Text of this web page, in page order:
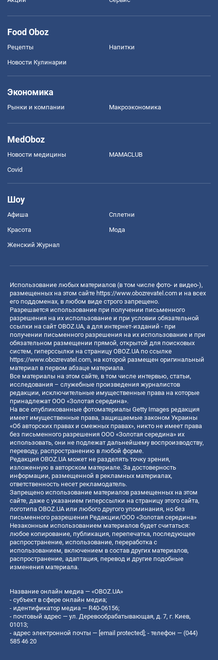
Food Oboz
Рецепты Напитки
Новости Кулинарии
Экономика
Рынки и компании Mакроэкономика
MedOboz
Новости медицины MAMACLUB
Covid
Шоу
Афиша Сплетни
Красота Мода
Женский Журнал
Использование любых материалов (в том числе фото- и видео-),
размещенных на этом сайте https://www.obozrevatel.com и на всех
его поддоменах, в любом виде строго запрещено.
Разрешается использование при получении письменного
разрешения на их использование и при условии обязательной
ссылки на сайт OBOZ.UA, а для интернет-изданий - при
получении письменного разрешения на их использование и при
обязательном размещении прямой, открытой для поисковых
систем, гиперссылки на страницу OBOZ.UA по ссылке
https://www.obozrevatel.com, на которой размещен оригинальный
материал в первом абзаце материала.
Все материалы на этом сайте, в том числе интервью, статьи,
исследования – служебные произведения журналистов
редакции, исключительные имущественные права на которые
принадлежат ООО «Золотая середина».
На все опубликованные фотоматериалы Getty Images редакция
имеет имущественные права, защищаемые законом Украины
«Об авторских правах и смежных правах», никто не имеет права
без письменного разрешения ООО «Золотая середина» их
использовать, они не подлежат дальнейшему воспроизводству,
переводу, распространению в любой форме.
Редакция OBOZ.UA может не разделять точку зрения,
изложенную в авторском материале. За достоверность
информации, размещенной в рекламных материалах,
ответственность несет рекламодатель.
Запрещено использование материалов размещенных на этом
сайте, даже с указанием гиперссылки на страницу этого сайта,
логотипа OBOZ.UA или любого другого упоминания, но без
письменного разрешения Редакции/ООО «Золотая середина»
Незаконным использованием материалов будет считаться:
любое копирование, публикация, перепечатка, последующее
распространение, использование, переработка с
использованием, включением в состав других материалов,
распространение, адаптация, перевод и другие подобные
изменения материала.
Название онлайн медиа — «OBOZ.UA»
- субъект в сфере онлайн медиа;
- идентификатор медиа — R40-06156;
- почтовый адрес — ул. Деревообрабатывающая, д. 7, г. Киев,
01013;
- адрес электронной почты — [email protected]; - телефон — (044)
585 46 20